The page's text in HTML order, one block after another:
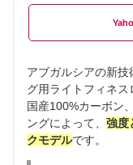
アブガルシアの新
グ用ライトフィネス
国産100%カーボン
ングによって、 強度
クモデルです。